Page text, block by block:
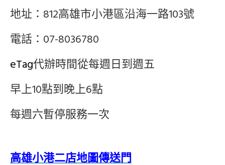
地址：812高雄市小港區沿海一路103號
電話：07-8036780
eTag代辦時間從每週日到週五
早上10點到晚上6點
每週六暫停服務一次
高雄小港二店地圖傳送門